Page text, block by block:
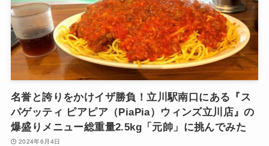
名誉と誇りをかけイザ勝負！立川駅南口にある『ス
パゲッティ ピアピア（PiaPia）ウィンズ立川店』の
爆盛りメニュー総重量2.5kg「元帥」に挑んでみた
2024年6月4日